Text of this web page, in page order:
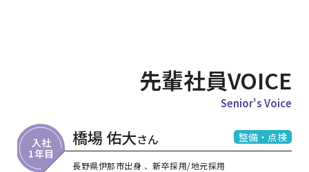
先輩社員VOICE
Senior's Voice
入社
1年目
橋場 佑大さん 整備・点検
長野県伊那市出身 、新卒採用/地元採用